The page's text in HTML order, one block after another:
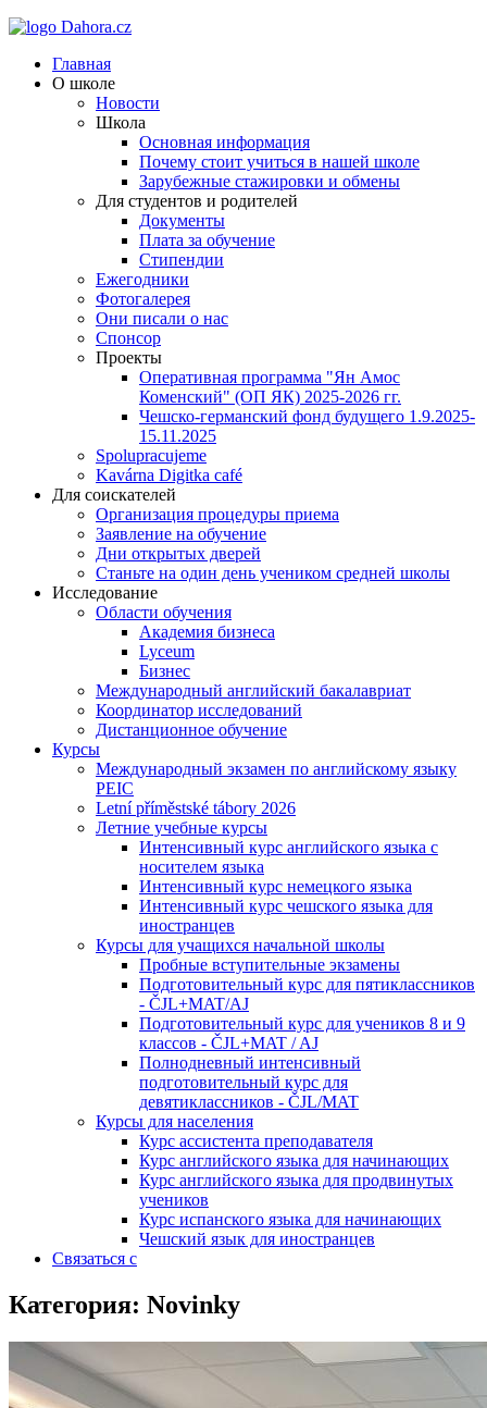
Главная
О школе
Новости
Школа
Основная информация
Почему стоит учиться в нашей школе
Зарубежные стажировки и обмены
Для студентов и родителей
Документы
Плата за обучение
Стипендии
Ежегодники
Фотогалерея
Они писали о нас
Спонсор
Проекты
Оперативная программа "Ян Амос
Коменский" (ОП ЯК) 2025-2026 гг.
Чешско-германский фонд будущего 1.9.2025-
15.11.2025
Spolupracujeme
Kavárna Digitka café
Для соискателей
Организация процедуры приема
Заявление на обучение
Дни открытых дверей
Станьте на один день учеником средней школы
Исследование
Области обучения
Академия бизнеса
Lyceum
Бизнес
Международный английский бакалавриат
Координатор исследований
Дистанционное обучение
Курсы
Международный экзамен по английскому языку
PEIC
Letní příměstské tábory 2026
Летние учебные курсы
Интенсивный курс английского языка с
носителем языка
Интенсивный курс немецкого языка
Интенсивный курс чешского языка для
иностранцев
Курсы для учащихся начальной школы
Пробные вступительные экзамены
Подготовительный курс для пятиклассников
- ČJL+MAT/AJ
Подготовительный курс для учеников 8 и 9
классов - ČJL+MAT / AJ
Полнодневный интенсивный
подготовительный курс для
девятиклассников - ČJL/MAT
Курсы для населения
Курс ассистента преподавателя
Курс английского языка для начинающих
Курс английского языка для продвинутых
учеников
Курс испанского языка для начинающих
Чешский язык для иностранцев
Связаться с
Категория: Novinky